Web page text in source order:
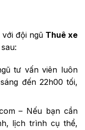
đội ngũ Thuê xe
tư vấn viên luôn
đến 22h00 tối,
– Nếu bạn cần
lịch trình cụ thể,